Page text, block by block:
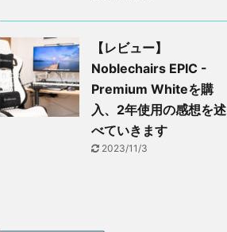
【レビュー】
Noblechairs EPIC -
Premium Whiteを購
入、2年使用の感想を述
べていきます
2023/11/3